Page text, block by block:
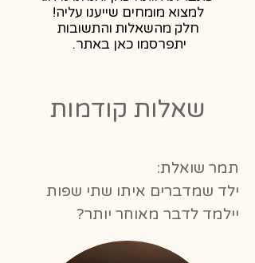
למצוא מומחים שייענו עליה!
חלק מהשאלות והתשובות
יתפרסמו כאן באתר.
שאלות קודמות
תמר שואלת:
ילד שמדברים איתו שתי שפות
יילמד לדבר מאוחר יותר?